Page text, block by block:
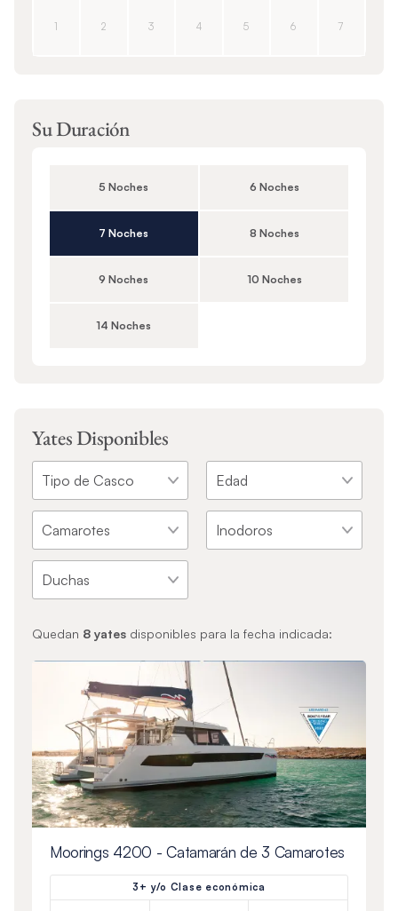
1 2 3 4 5 6 7
Su Duración
5 Noches 6 Noches
7 Noches 8 Noches
9 Noches 10 Noches
14 Noches
Yates Disponibles
Quedan 8yatesdisponibles para la fecha indicada:
Moorings 4200 - Catamarán de 3 Camarotes
3+ y/o Clase económica